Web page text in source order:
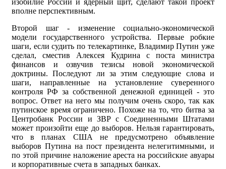
изобилие России и ядерный щит, сделают такой проект
вполне перспективным.
Второй шаг - изменение социально-экономической
модели государственного устройства. Первые робкие
шаги, если судить по телекартинке, Владимир Путин уже
сделал, сместив Алексея Кудрина с поста министра
финансов и озвучив тезисы новой экономической
доктрины. Последуют ли за этим следующие слова и
шаги, направленные на установление суверенного
контроля РФ за собственной денежной единицей - это
вопрос. Ответ на него мы получим очень скоро, так как
путинское время ограничено. Похоже на то, что битва за
Центробанк России и ЗВР с Соединенными Штатами
может произойти еще до выборов. Нельзя гарантировать,
что в планах США не предусмотрено объявление
выборов Путина на пост президента нелегитимными, и
по этой причине наложение ареста на российские авуары
и корпоративные счета в западных банках.